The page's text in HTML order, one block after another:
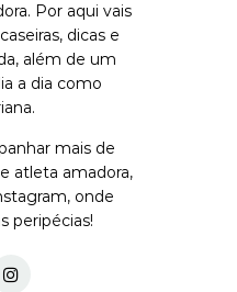
Por aqui vais
dicas e
além de um
a dia como
mais de
atleta amadora,
onde
peripécias!